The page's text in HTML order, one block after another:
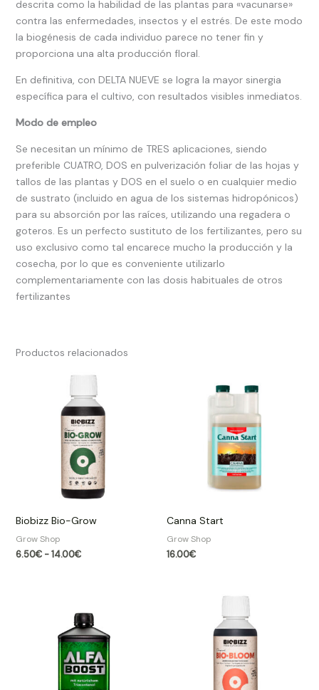
descrita como la habilidad de las plantas para «vacunarse»
contra las enfermedades, insectos y el estrés. De este modo
la biogénesis de cada individuo parece no tener fin y
proporciona una alta producción floral.
En definitiva, con DELTA NUEVE se logra la mayor sinergia
específica para el cultivo, con resultados visibles inmediatos.
Modo de empleo
Se necesitan un mínimo de TRES aplicaciones, siendo
preferible CUATRO, DOS en pulverización foliar de las hojas y
tallos de las plantas y DOS en el suelo o en cualquier medio
de sustrato (incluido en agua de los sistemas hidropónicos)
para su absorción por las raíces, utilizando una regadera o
goteros. Es un perfecto sustituto de los fertilizantes, pero su
uso exclusivo como tal encarece mucho la producción y la
cosecha, por lo que es conveniente utilizarlo
complementariamente con las dosis habituales de otros
fertilizantes
Productos relacionados
Biobizz Bio-Grow
Grow Shop​
6.50€ - 14.00€
Rango
precios:
desde
6.50€
hasta
14.00€
Canna Start
Grow Shop​
16.00€
precios:
desde
14.00€
hasta
36.00€
Rango
precios:
desde
7.00€
hasta
14.00€